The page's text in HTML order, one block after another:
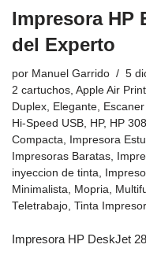
Impresora HP
del Experto
por Manuel Garrido
5
2 cartuchos, Apple Air Print
Duplex, Elegante,
Hi-Speed USB, HP, HP
Compacta, Impresora
Impresoras Baratas,
inyeccion de tinta,
Minimalista, Mopria,
Teletrabajo, Tinta
Impresora HP DeskJet